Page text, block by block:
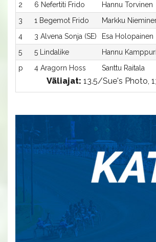
2
6 Nefertiti Frido Hannu Torvinen
3
1 Begemot Frido Markku
4
3 Alvena Sonja (SE) Esa Holopainen
5
5 Lindalike Hannu Kamppuri
p
4 Aragorn Hoss Santtu Raitala
Väliajat: 13.5/Sue's Photo,